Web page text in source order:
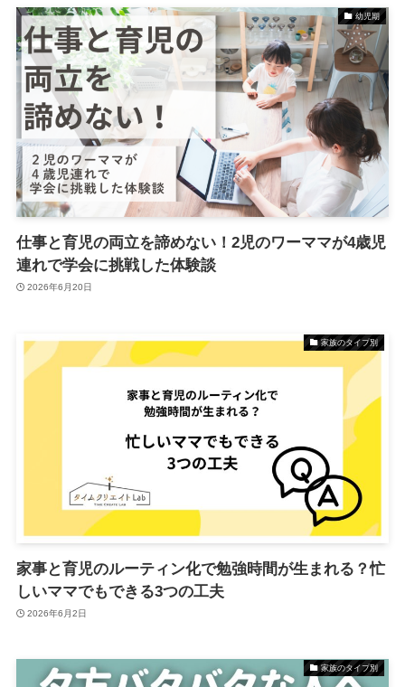
幼児期
仕事と育児の両立を諦めない！2児のワーママが4歳児
連れで学会に挑戦した体験談
2026年6月20日
家族のタイプ別
家事と育児のルーティン化で勉強時間が生まれる？忙
しいママでもできる3つの工夫
2026年6月2日
家族のタイプ別